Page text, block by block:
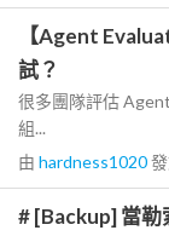
【Agent
試？
很多團隊評估
組...
由 hardness1020
# [Backup] 當勒